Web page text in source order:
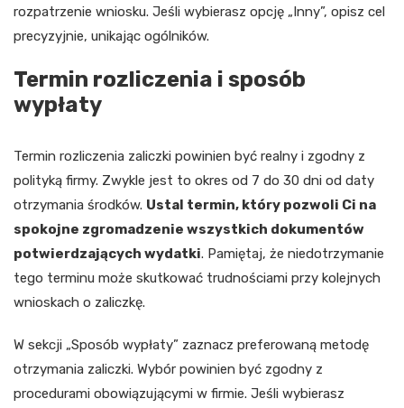
rozpatrzenie wniosku. Jeśli wybierasz opcję „Inny”, opisz cel
precyzyjnie, unikając ogólników.
Termin rozliczenia i sposób
wypłaty
Termin rozliczenia zaliczki powinien być realny i zgodny z
polityką firmy. Zwykle jest to okres od 7 do 30 dni od daty
otrzymania środków. Ustal termin, który pozwoli Ci na
spokojne zgromadzenie wszystkich dokumentów
potwierdzających wydatki. Pamiętaj, że niedotrzymanie
tego terminu może skutkować trudnościami przy kolejnych
wnioskach o zaliczkę.
W sekcji „Sposób wypłaty” zaznacz preferowaną metodę
otrzymania zaliczki. Wybór powinien być zgodny z
procedurami obowiązującymi w firmie. Jeśli wybierasz